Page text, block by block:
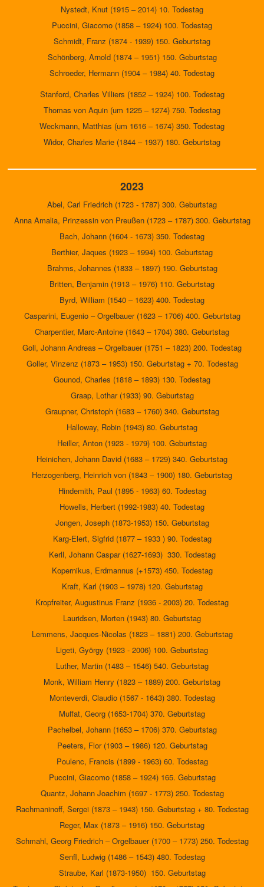
Nystedt, Knut (1915 – 2014) 10. Todestag
Puccini, Giacomo (1858 – 1924) 100. Todestag
Schmidt, Franz (1874 - 1939) 150. Geburtstag
Schönberg, Arnold (1874 – 1951) 150. Geburtstag
Schroeder, Hermann (1904 – 1984) 40. Todestag
Stanford, Charles Villiers (1852 – 1924) 100. Todestag
Thomas von Aquin (um 1225 – 1274) 750. Todestag
Weckmann, Matthias (um 1616 – 1674) 350. Todestag
Widor, Charles Marie (1844 – 1937) 180. Geburtstag
2023
Abel, Carl Friedrich (1723 - 1787) 300. Geburtstag
Anna Amalia, Prinzessin von Preußen (1723 – 1787) 300. Geburtstag
Bach, Johann (1604 - 1673) 350. Todestag
Berthier, Jaques (1923 – 1994) 100. Geburtstag
Brahms, Johannes (1833 – 1897) 190. Geburtstag
Britten, Benjamin (1913 – 1976) 110. Geburtstag
Byrd, William (1540 – 1623) 400. Todestag
Casparini, Eugenio – Orgelbauer (1623 – 1706) 400. Geburtstag
Charpentier, Marc-Antoine (1643 – 1704) 380. Geburtstag
Goll, Johann Andreas – Orgelbauer (1751 – 1823) 200. Todestag
Goller, Vinzenz (1873 – 1953) 150. Geburtstag + 70. Todestag
Gounod, Charles (1818 – 1893) 130. Todestag
Graap, Lothar (1933) 90. Geburtstag
Graupner, Christoph (1683 – 1760) 340. Geburtstag
Halloway, Robin (1943) 80. Geburtstag
Heiller, Anton (1923 - 1979) 100. Geburtstag
Heinichen, Johann David (1683 – 1729) 340. Geburtstag
Herzogenberg, Heinrich von (1843 – 1900) 180. Geburtstag
Hindemith, Paul (1895 - 1963) 60. Todestag
Howells, Herbert (1992-1983) 40. Todestag
Jongen, Joseph (1873-1953) 150. Geburtstag
Karg-Elert, Sigfrid (1877 – 1933 ) 90. Todestag
Kerll, Johann Caspar (1627-1693) 330. Todestag
Kopernikus, Erdmannus (+1573) 450. Todestag
Kraft, Karl (1903 – 1978) 120. Geburtstag
Kropfreiter, Augustinus Franz (1936 - 2003) 20. Todestag
Lauridsen, Morten (1943) 80. Geburtstag
Lemmens, Jacques-Nicolas (1823 – 1881) 200. Geburtstag
Ligeti, György (1923 - 2006) 100. Geburtstag
Luther, Martin (1483 – 1546) 540. Geburtstag
Monk, William Henry (1823 – 1889) 200. Geburtstag
Monteverdi, Claudio (1567 - 1643) 380. Todestag
Muffat, Georg (1653-1704) 370. Geburtstag
Pachelbel, Johann (1653 – 1706) 370. Geburtstag
Peeters, Flor (1903 – 1986) 120. Geburtstag
Poulenc, Francis (1899 - 1963) 60. Todestag
Puccini, Giacomo (1858 – 1924) 165. Geburtstag
Quantz, Johann Joachim (1697 - 1773) 250. Todestag
Rachmaninoff, Sergei (1873 – 1943) 150. Geburtstag + 80. Todestag
Reger, Max (1873 – 1916) 150. Geburtstag
Schmahl, Georg Friedrich – Orgelbauer (1700 – 1773) 250. Todestag
Senfl, Ludwig (1486 – 1543) 480. Todestag
Straube, Karl (1873-1950) 150. Geburtstag